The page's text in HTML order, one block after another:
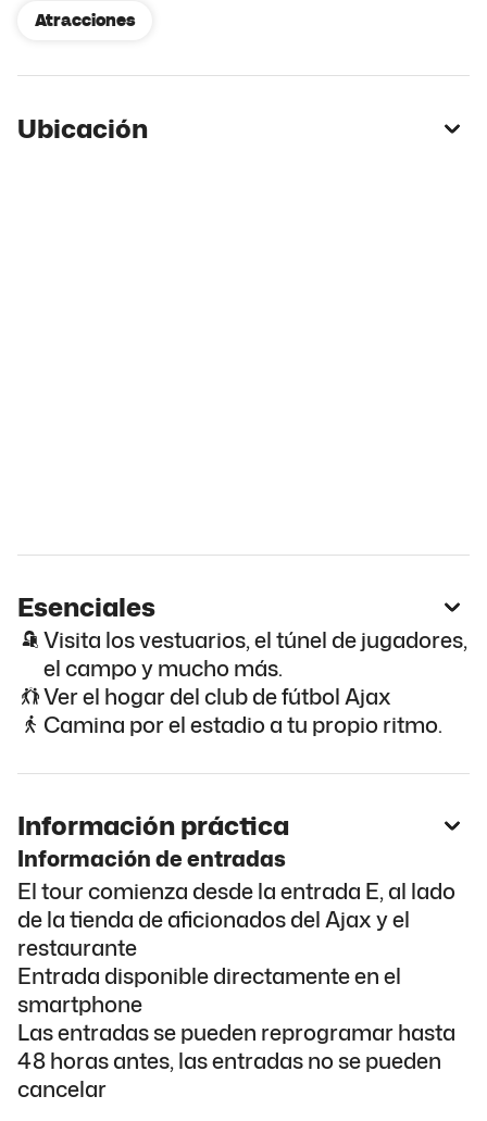
Atracciones
Ubicación
Esenciales
Visita los vestuarios, el túnel de jugadores,
el campo y mucho más.
Ver el hogar del club de fútbol Ajax
Camina por el estadio a tu propio ritmo.
Información práctica
Información de entradas
El tour comienza desde la entrada E, al lado
de la tienda de aficionados del Ajax y el
restaurante
Entrada disponible directamente en el
smartphone
Las entradas se pueden reprogramar hasta
48 horas antes, las entradas no se pueden
cancelar